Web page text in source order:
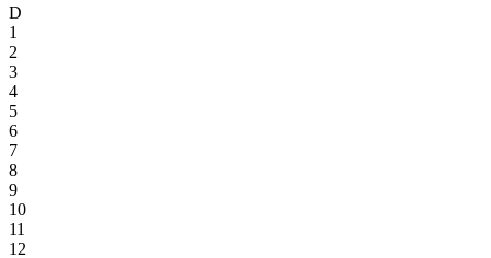
D
1
2
3
4
5
6
7
8
9
10
11
12